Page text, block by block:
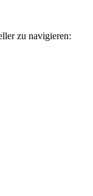
zu navigieren: